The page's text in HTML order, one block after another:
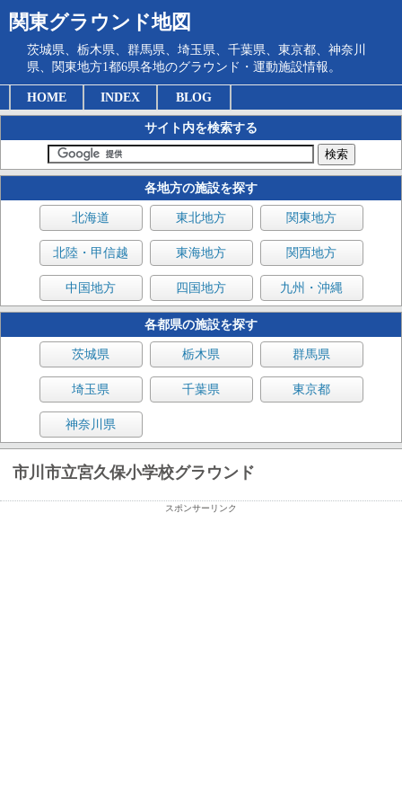
関東グラウンド地図
茨城県、栃木県、群馬県、埼玉県、千葉県、東京都、神奈川
県、関東地方1都6県各地のグラウンド・運動施設情報。
HOME INDEX BLOG
サイト内を検索する
各地方の施設を探す
北海道 東北地方 関東地方
北陸・甲信越 東海地方 関西地方
中国地方 四国地方 九州・沖縄
各都県の施設を探す
茨城県 栃木県 群馬県
埼玉県 千葉県 東京都
神奈川県
市川市立宮久保小学校グラウンド
スポンサーリンク